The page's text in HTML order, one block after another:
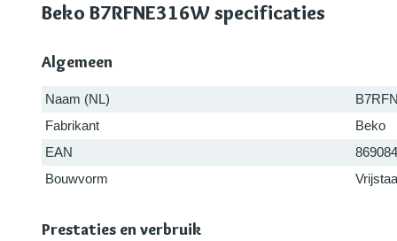
Beko B7RFNE316W specificaties
Algemeen
Naam (NL)
Fabrikant
Beko
EAN
Bouwvorm
Prestaties en verbruik